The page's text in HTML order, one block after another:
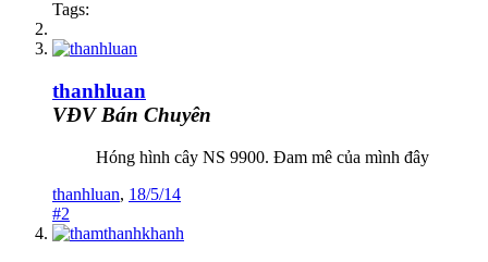
Tags:
thanhluan
VĐV Bán Chuyên
Hóng hình cây NS 9900. Đam mê của mình đây
thanhluan, 18/5/14
#2